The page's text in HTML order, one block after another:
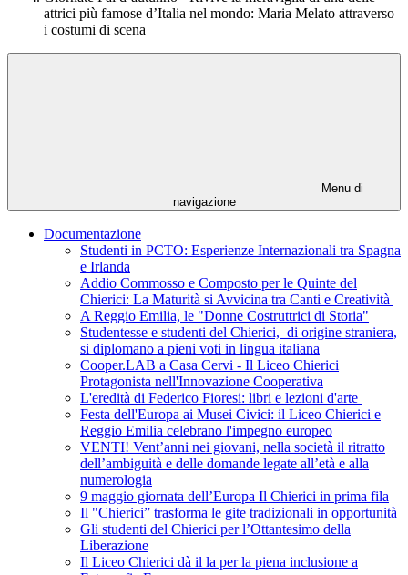
attrici più famose d’Italia nel mondo: Maria Melato attraverso
i costumi di scena
Menu di
navigazione
Documentazione
Studenti in PCTO: Esperienze Internazionali tra Spagna
e Irlanda
Addio Commosso e Composto per le Quinte del
Chierici: La Maturità si Avvicina tra Canti e Creatività
A Reggio Emilia, le "Donne Costruttrici di Storia"
Studentesse e studenti del Chierici, di origine straniera,
si diplomano a pieni voti in lingua italiana
Cooper.LAB a Casa Cervi - Il Liceo Chierici
Protagonista nell'Innovazione Cooperativa
L'eredità di Federico Fioresi: libri e lezioni d'arte
Festa dell'Europa ai Musei Civici: il Liceo Chierici e
Reggio Emilia celebrano l'impegno europeo
VENTI! Vent’anni nei giovani, nella società il ritratto
dell’ambiguità e delle domande legate all’età e alla
numerologia
9 maggio giornata dell’Europa Il Chierici in prima fila
Il "Chierici” trasforma le gite tradizionali in opportunità
Gli studenti del Chierici per l’Ottantesimo della
Liberazione
Il Liceo Chierici dà il la per la piena inclusione a